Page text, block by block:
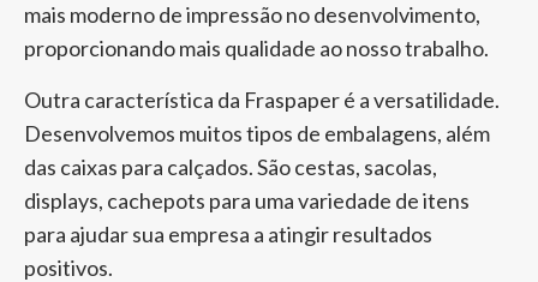
mais moderno de impressão no desenvolvimento,
proporcionando mais qualidade ao nosso trabalho.
Outra característica da Fraspaper é a versatilidade.
Desenvolvemos muitos tipos de embalagens, além
das caixas para calçados. São cestas, sacolas,
displays, cachepots para uma variedade de itens
para ajudar sua empresa a atingir resultados
positivos.